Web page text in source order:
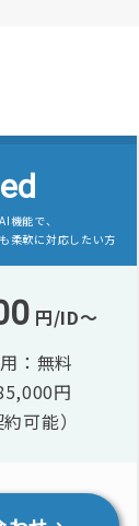
機能で、
柔軟に対応したい方
円/ID〜
：無料
円
可能）